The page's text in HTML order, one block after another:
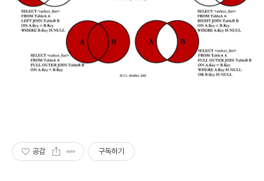
공감 구독하기